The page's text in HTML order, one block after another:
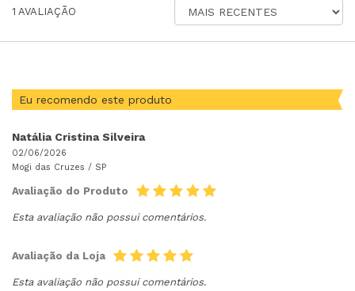
1 AVALIAÇÃO
AVALIAÇÕES
Eu recomendo este produto
Natália Cristina Silveira
02/06/2026
Mogi das Cruzes / SP
Avaliação do Produto
Esta avaliação não possui comentários.
Avaliação da Loja
Esta avaliação não possui comentários.